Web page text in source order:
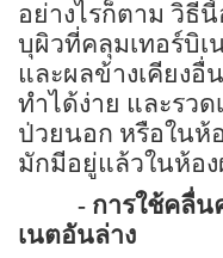
อย่างไรก็ตาม วิธี
บุผิวที่คลุมเทอร์บิเ
และผลข้างเคียงอื่
ทำได้ง่าย และรว
ป่วยนอก หรือในห้
มักมีอยู่แล้วในห้อ
- การใช้คลื่
เนตอันล่าง